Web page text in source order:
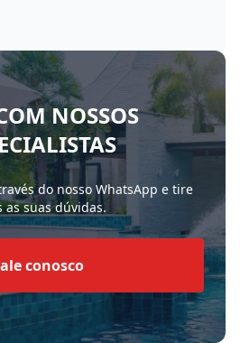
NOSSOS
do nosso WhatsApp e tire
as suas dúvidas.
conosco